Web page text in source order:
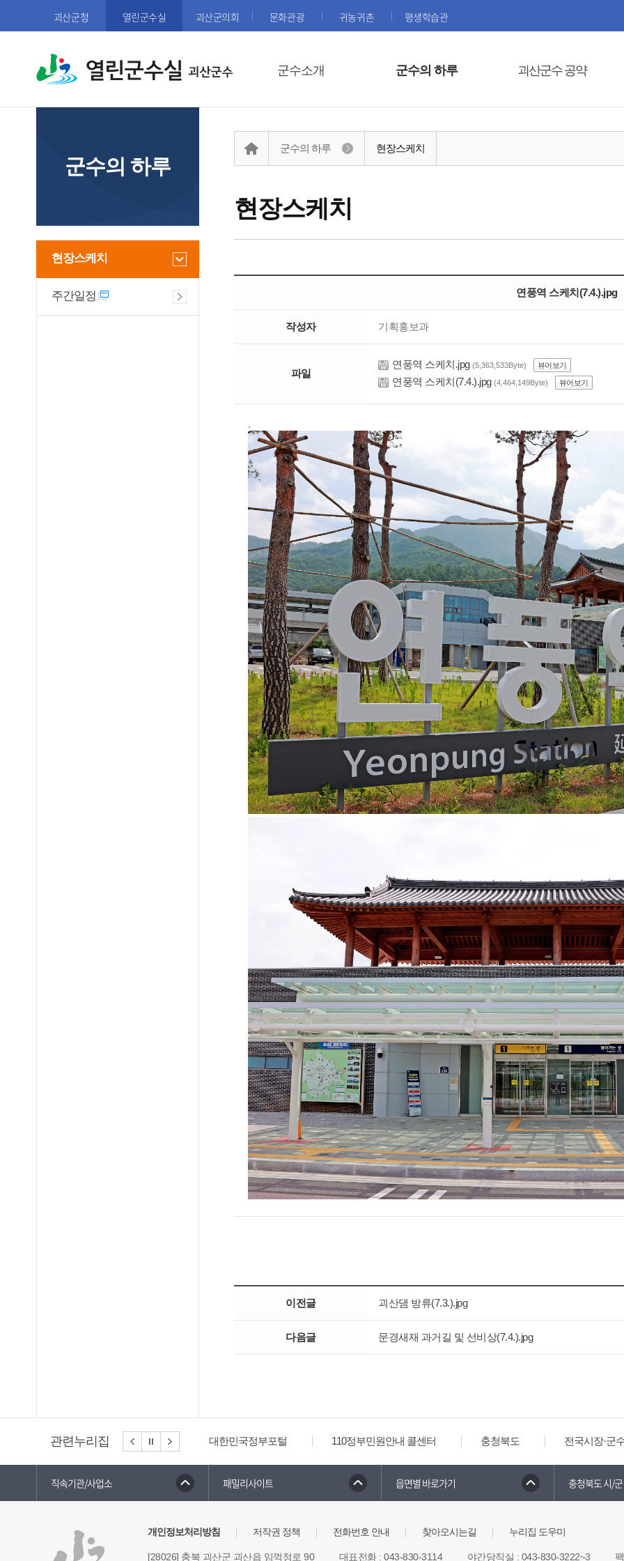
괴산군청 열린군수실 괴산군의회 문화관광 귀농귀촌 평생학습관
열린군수실 군수소개 군수의 하루 괴산군수 공약
군수의 하루
현장스케치
주간일정
현장스케치
군수의 하루 현장스케치
연풍역 스케치(7.4.).jpg
작성자 기획홍보과
파일
연풍역 스케치.jpg (5,363,533Byte) 뷰어보기
연풍역 스케치(7.4.).jpg (4,464,149Byte) 뷰어보기
.
이전글 괴산댐 방류(7.3.).jpg
다음글 문경새재 과거길 및 선비상(7.4.).jpg
관련누리집 대한민국정부포털 110정부민원안내 콜센터 충청북도 전국시장·군
직속기관/사업소 패밀리사이트 읍면별 바로가기 충청북도 시/군
개인정보처리방침 저작권 정책 전화번호 안내 찾아오시는길 누리집 도우미
[28026] 충북 괴산군 괴산읍 임꺽정로 90 대표전화: 043-830-3114 야간당직실 : 043-830-3222~3